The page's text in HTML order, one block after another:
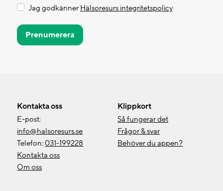
Jag godkänner Hälsoresurs integritetspolicy
Prenumerera
Kontakta oss
E-post:
info@halsoresurs.se
Telefon: 031-199228
Kontakta oss
Om oss
Klippkort
Så fungerar det
Frågor & svar
Behöver du appen?